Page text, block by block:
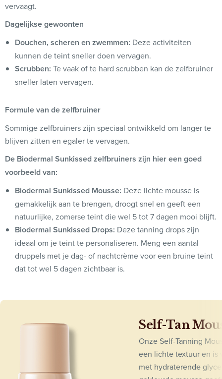
vervaagt.
Dagelijkse gewoonten
Douchen, scheren en zwemmen: Deze activiteiten
kunnen de teint sneller doen vervagen.
Scrubben: Te vaak of te hard scrubben kan de zelfbruiner
sneller laten vervagen.
Formule van de zelfbruiner
Sommige zelfbruiners zijn speciaal ontwikkeld om langer te
blijven zitten en egaler te vervagen.
De Biodermal Sunkissed zelfbruiners zijn hier een goed
voorbeeld van:
Biodermal Sunkissed Mousse: Deze lichte mousse is
gemakkelijk aan te brengen, droogt snel en geeft een
natuurlijke, zomerse teint die wel 5 tot 7 dagen mooi blijft.
Biodermal Sunkissed Drops: Deze tanning drops zijn
ideaal om je teint te personaliseren. Meng een aantal
druppels met je dag- of nachtcrème voor een bruine teint
dat tot wel 5 dagen zichtbaar is.
Self-Tan
Onze Self-Tanning
een lichte textuur en is
met hydraterende